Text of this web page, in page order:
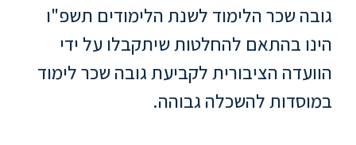
ראשון
היחידה
ללימודי
אנגלית
גובה שכר הלימוד לשנת הלימודים תשפ"ו
הינו בהתאם להחלטות שיתקבלו על ידי
הוועדה הציבורית לקביעת גובה שכר לימוד
במוסדות להשכלה גבוהה.